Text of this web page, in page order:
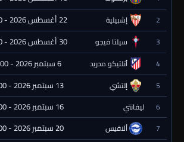
2 إشبيلية 22 أغسطس 2026 - 18:00
3 سيلتا فيجو 30 أغسطس 2026 - 22:30
4 أتلتيكو مدريد 6 سبتمبر 2026 - 20:00
5 إلتشي 13 سبتمبر 2026 - 20:00
6 ليفانتي 16 سبتمبر 2026 - 20:00
7 ألافيس 20 سبتمبر 2026 - 20:00